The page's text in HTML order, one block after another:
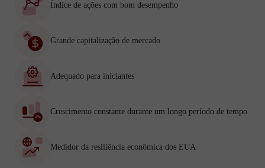
Índice de ações com bom desempenho
Grande capitalização de mercado
Adequado para iniciantes
Crescimento constante durante um longo período de tempo
Medidor da resiliência econômica dos EUA